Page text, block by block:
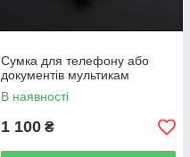
Сумка для телефону або
документів мультикам
В наявності
1 100 ₴